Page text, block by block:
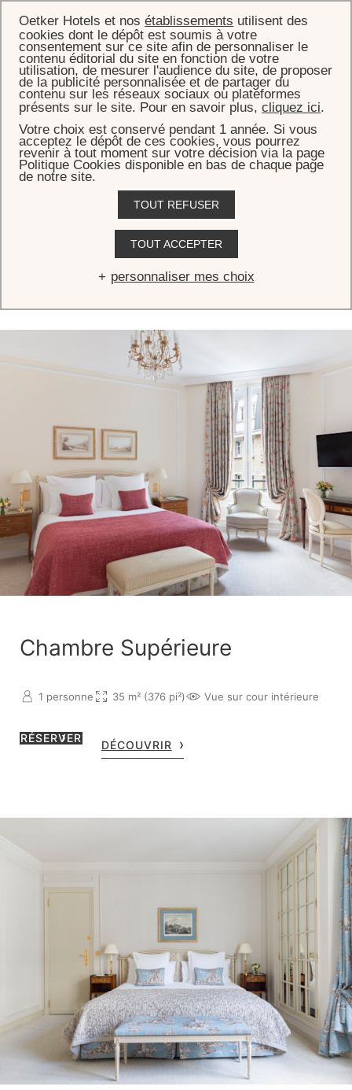
ACCUEIL CHAMBRES & SUITES
Chambres & Suites
Au 112 rue du Faubourg Saint-Honoré, Le Bristol Paris est une
grande Maison. Une Maison au style parisien et à l'élégance
incomparables, où l’on se sent immédiatement chez soi. Très chic,
très français, complètement Bristol.
Chambre Supérieure
1 personne 35 m² (376 pi²) Vue sur cour intérieure
RÉSERVER
DÉCOUVRIR
Oetker Hotels et nosétablissements utilisent des
cookies dont le dépôt est soumis à votre
consentement sur ce site afin de personnaliser le
contenu éditorial du site en fonction de votre
utilisation, de mesurer l'audience du site, de proposer
de la publicité personnalisée et de partager du
contenu sur les réseaux sociaux ou plateformes
présents sur le site. Pour en savoir plus,cliquez ici.
Votre choix est conservé pendant 1 année. Si vous
acceptez le dépôt de ces cookies, vous pourrez
revenir à tout moment sur votre décision via la page
Politique Cookies disponible en bas de chaque page
de notre site.
TOUT REFUSER
TOUT ACCEPTER
personnaliser mes choix